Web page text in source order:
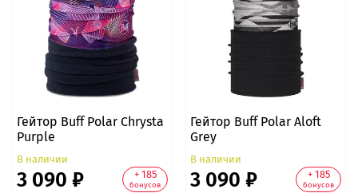
Гейтор Buff Polar Chrysta
Purple
В наличии
3 090 ₽ + 185
бонусов
Гейтор Buff Polar Aloft
Grey
В наличии
3 090 ₽ + 185
бонусов